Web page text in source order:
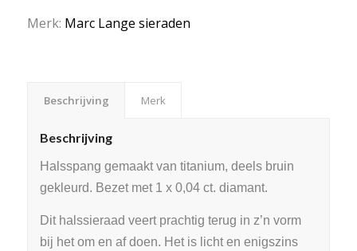
Merk: Marc Lange sieraden
Beschrijving Merk
Beschrijving
Halsspang gemaakt van titanium, deels bruin
gekleurd. Bezet met 1 x 0,04 ct. diamant.
Dit halssieraad veert prachtig terug in z’n vorm
bij het om en af doen. Het is licht en enigszins